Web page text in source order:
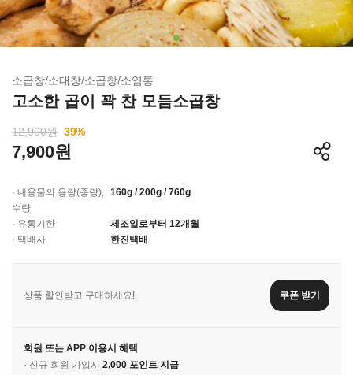
소곱창/소대창/소곱창/소염통
고소한 곱이 꽉 찬 모듬소곱창
12,900원 39%
7,900원
· 내용물의 용량(중량),
수량
160g / 200g / 760g
· 유통기한
제조일로부터 12개월
· 택배사
한진택배
상품 할인받고 구매하세요! 쿠폰 받기
회원 또는 APP 이용시 혜택
· 신규 회원 가입시 2,000 포인트 지급